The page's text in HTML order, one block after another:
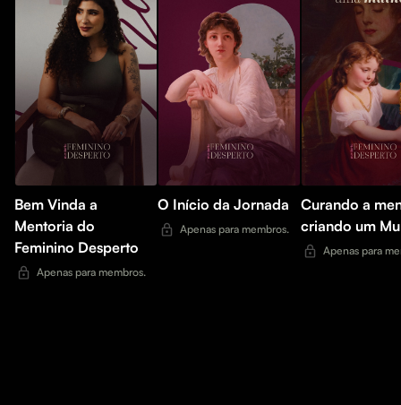
Bem Vinda a
Mentoria do
Feminino Desperto
Apenas para membros.
O Início da Jornada
Apenas para membros.
Curando a
criando um
Apenas para